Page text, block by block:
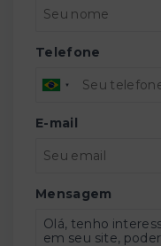
Telefone
E-mail
Mensagem